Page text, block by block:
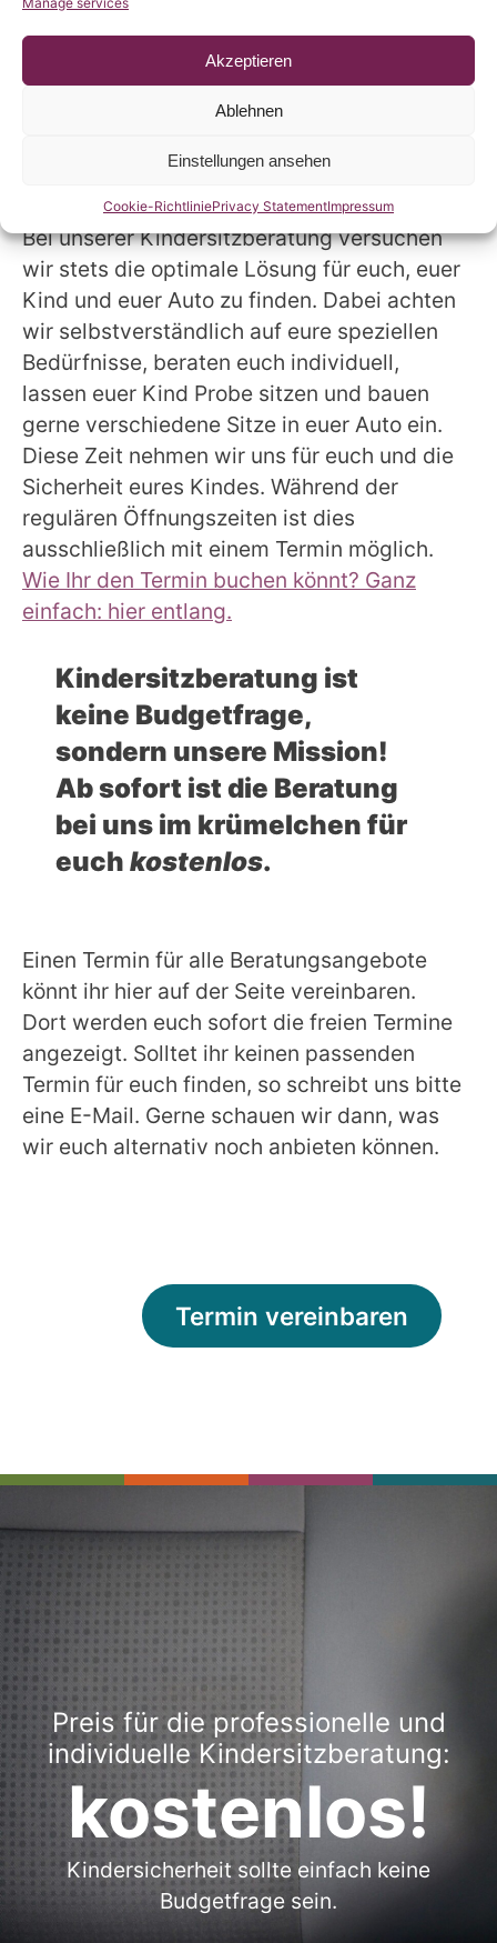
Akzeptieren
Ablehnen
Einstellungen ansehen
Cookie-RichtliniePrivacy StatementImpressum
Unsere Beratungen führen
wir ausschließlich mit
Termin durch
Bei unserer Kindersitzberatung versuchen
wir stets die optimale Lösung für euch, euer
Kind und euer Auto zu finden. Dabei achten
wir selbstverständlich auf eure speziellen
Bedürfnisse, beraten euch individuell,
lassen euer Kind Probe sitzen und bauen
gerne verschiedene Sitze in euer Auto ein.
Diese Zeit nehmen wir uns für euch und die
Sicherheit eures Kindes. Während der
regulären Öffnungszeiten ist dies
ausschließlich mit einem Termin möglich.
Wie Ihr den Termin buchen könnt? Ganz
einfach: hier entlang.
Kindersitzberatung ist
keine Budgetfrage,
sondern unsere Mission!
Ab sofort ist die Beratung
bei uns im krümelchen für
euch kostenlos.
Einen Termin für alle Beratungsangebote
könnt ihr hier auf der Seite vereinbaren.
Dort werden euch sofort die freien Termine
angezeigt. Solltet ihr keinen passenden
Termin für euch finden, so schreibt uns bitte
eine E-Mail. Gerne schauen wir dann, was
wir euch alternativ noch anbieten können.
Termin vereinbaren
Preis für die professionelle und
individuelle Kindersitzberatung:
kostenlos!
Kindersicherheit sollte einfach keine
Budgetfrage sein.